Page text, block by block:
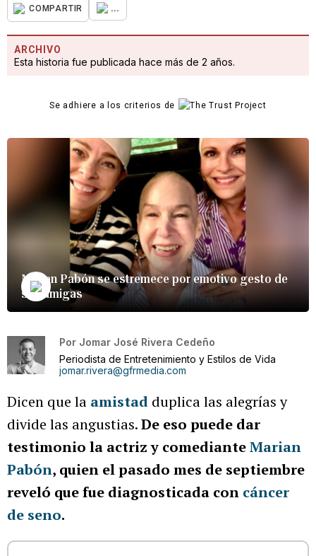
COMPARTIR ...
ARCHIVO
Esta historia fue publicada hace más de 2 años.
Se adhiere a los criterios de
Marian Pabón se estremece por emotivo gesto de
sus amigas
Por Jomar José Rivera Cedeño
Periodista de Entretenimiento y Estilos de Vida
jomar.rivera@gfrmedia.com
Dicen que la amistad duplica las alegrías y
divide las angustias.De eso puede dar
testimonio la actriz y comedianteMarian
Pabón, quien el pasado mes de septiembre
reveló que fue diagnosticada con cáncer
de seno.